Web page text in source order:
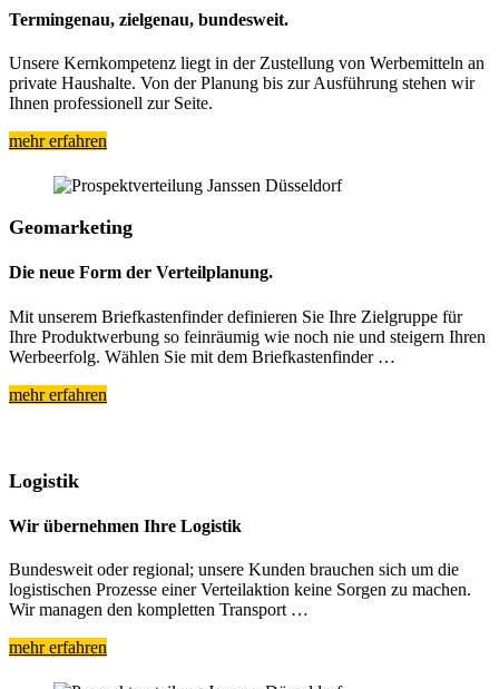
Termingenau, zielgenau, bundesweit.
Unsere Kernkompetenz liegt in der Zustellung von Werbemitteln an
private Haushalte. Von der Planung bis zur Ausführung stehen wir
Ihnen professionell zur Seite.
mehr erfahren
Geomarketing
Die neue Form der Verteilplanung.
Mit unserem Briefkastenfinder definieren Sie Ihre Zielgruppe für
Ihre Produktwerbung so feinräumig wie noch nie und steigern Ihren
Werbeerfolg. Wählen Sie mit dem Briefkastenfinder …
mehr erfahren
Logistik
Wir übernehmen Ihre Logistik
Bundesweit oder regional; unsere Kunden brauchen sich um die
logistischen Prozesse einer Verteilaktion keine Sorgen zu machen.
Wir managen den kompletten Transport …
mehr erfahren